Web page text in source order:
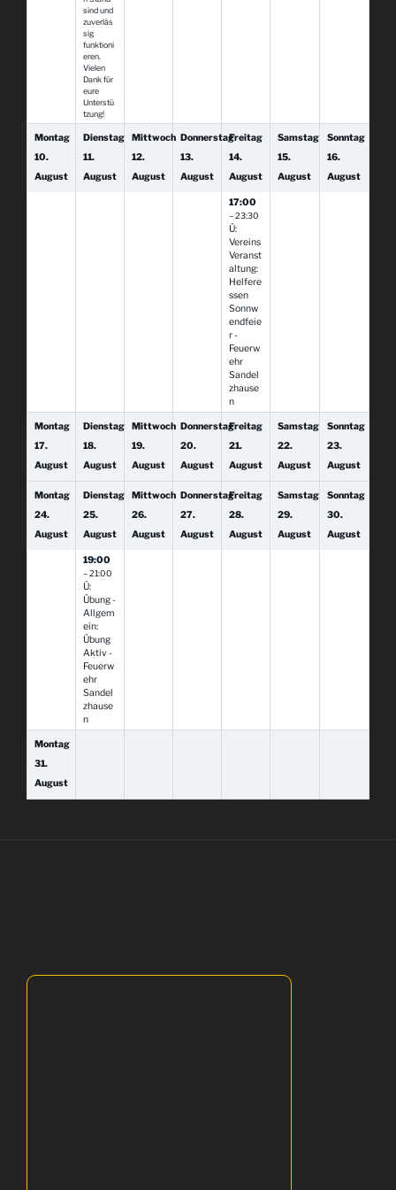
sind und
zuverläs
sig
funktioni
eren.
Vielen
Dank für
eure
Unterstü
tzung!
Montag
10.
August
Dienstag
11.
August
Mittwoch
12.
August
Donnerstag
13.
August
Freitag
14.
August
17:00
– 23:30
Ü:
Vereins
Veranst
altung:
Helfere
ssen
Sonnw
endfeie
r -
Feuerw
ehr
Sandel
zhause
n
Samstag
15.
August
Sonntag
16.
August
Montag
17.
August
Dienstag
18.
August
Mittwoch
19.
August
Donnerstag
20.
August
Freitag
21.
August
Samstag
22.
August
Sonntag
23.
August
Montag
24.
August
Dienstag
25.
August
19:00
– 21:00
Ü:
Übung -
Allgem
ein:
Übung
Aktiv -
Feuerw
ehr
Sandel
zhause
n
Mittwoch
26.
August
Donnerstag
27.
August
Freitag
28.
August
Samstag
29.
August
Sonntag
30.
August
Montag
31.
August